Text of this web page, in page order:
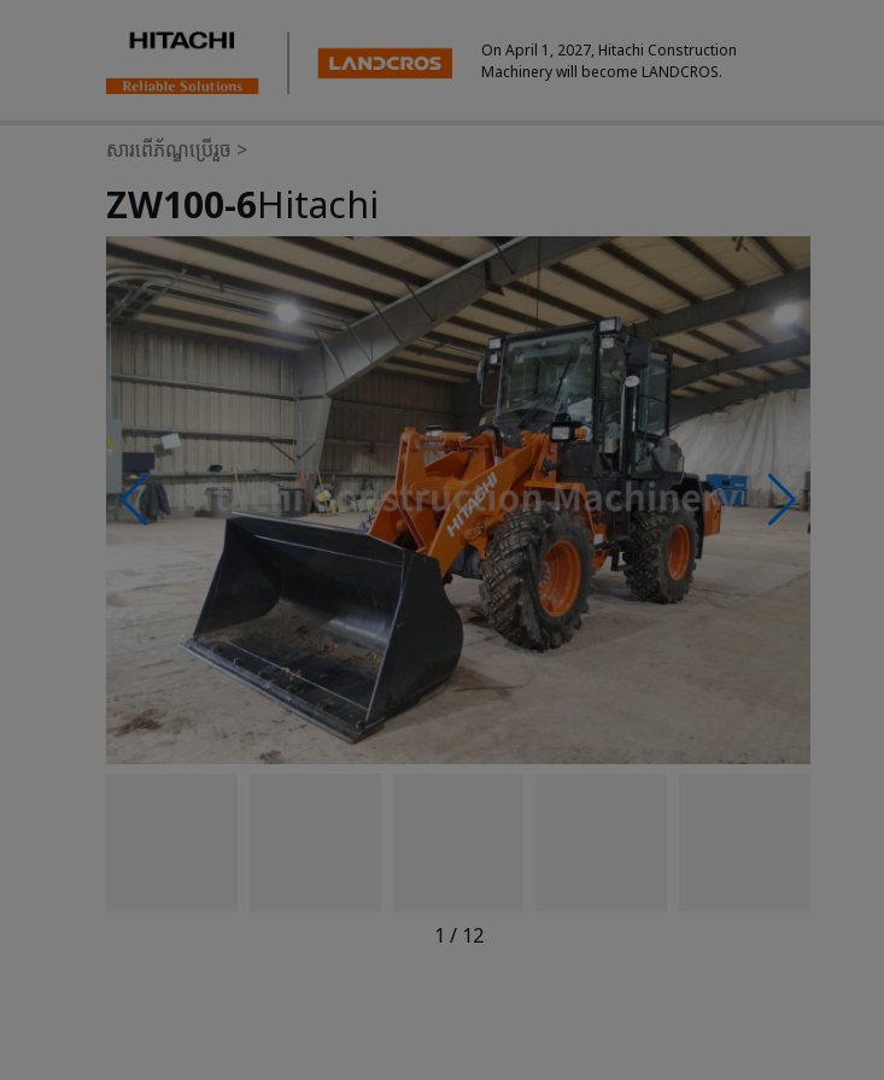
On April 1, 2027, Hitachi Construction
Machinery will become LANDCROS.
សារពើភ័ណ្ឌប្រើរួច >
ZW100-6Hitachi
Photos & Videos
1 / 12